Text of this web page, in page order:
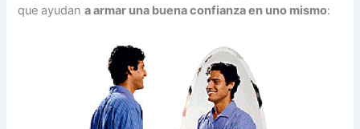
que ayudana armar una buena confianza en uno mismo: